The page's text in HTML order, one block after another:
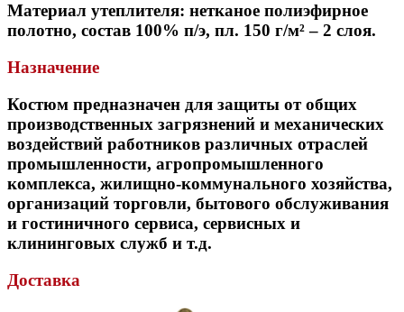
Материал утеплителя: нетканое полиэфирное
полотно, состав 100% п/э, пл. 150 г/м² – 2 слоя.
Назначение
Костюм предназначен для защиты от общих
производственных загрязнений и механических
воздействий работников различных отраслей
промышленности, агропромышленного
комплекса, жилищно-коммунального хозяйства,
организаций торговли, бытового обслуживания
и гостиничного сервиса, сервисных и
клининговых служб и т.д.
Доставка